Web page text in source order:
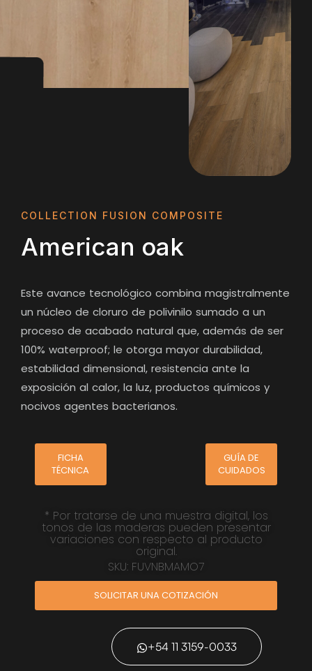
COLLECTION FUSION COMPOSITE
American oak
Este avance tecnológico combina magistralmente
un núcleo de cloruro de polivinilo sumado a un
proceso de acabado natural que, además de ser
100% waterproof; le otorga mayor durabilidad,
estabilidad dimensional, resistencia ante la
exposición al calor, la luz, productos químicos y
nocivos agentes bacterianos.
FICHA
TÉCNICA
GUÍA DE
CUIDADOS
* Por tratarse de una muestra digital, los
tonos de las maderas pueden presentar
variaciones con respecto al producto
original.
SKU: FUVNBMAMO7
SOLICITAR UNA COTIZACIÓN
+54 11 3159-0033